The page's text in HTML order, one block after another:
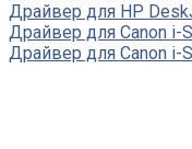
Драйвер для HP
Драйвер для Canon i-
Драйвер для Canon i-